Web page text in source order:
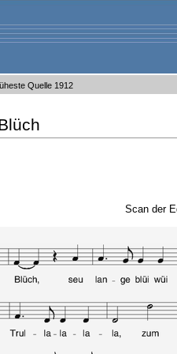
Quelle 1912
Scan der